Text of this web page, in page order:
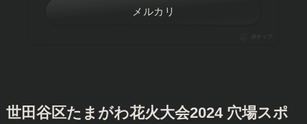
メルカリ
ポチップ
世田谷区たまがわ花火大会2024 穴場スポ